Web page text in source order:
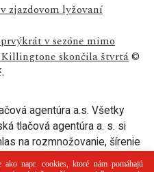
zjazdovom lyžovaní
v sezóne mimo
Killingtone skončila štvrtá©
agentúra a.s. Všetky
tlačová agentúra a. s. si
na rozmnožovanie, šírenie